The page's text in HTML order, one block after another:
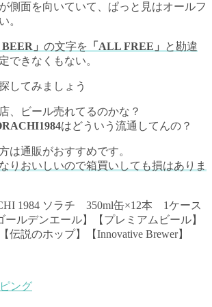
側面を向いていて、ぱっと見はオールフ
。
」 の文字を 「ALL FREE」
と勘違
できなくもない。
してみましょう
、ビール売れてるのかな？
はどういう流通してんの？
は通販がおすすめです。
りおいしいので箱買いしても損はありま
1984 ソラチ 350ml缶×12本 1ケース
ルデンエール】【プレミアムビール】
伝説のホップ】【Innovative Brewer】
ング